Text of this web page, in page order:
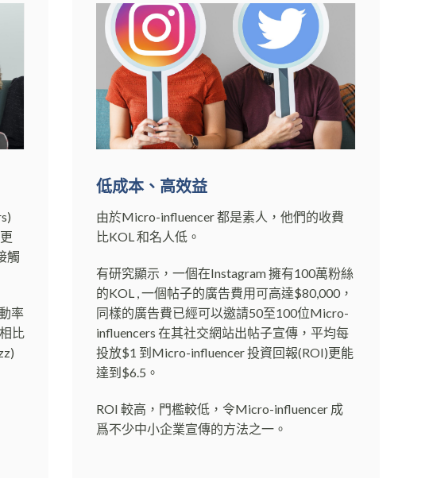
觸
率
比
低成本、高效益
由於Micro-influencer 都是素人，他們的收費
比KOL 和名人低。
有研究顯示，一個在Instagram 擁有100萬粉絲
的KOL , 一個帖子的廣告費用可高達$80,000，
同樣的廣告費已經可以邀請50至100位Micro-
influencers 在其社交網站出帖子宣傳，平均每
投放$1 到Micro-influencer 投資回報(ROI)更能
達到$6.5。
ROI 較高，門檻較低，令Micro-influencer 成
爲不少中小企業宣傳的方法之一。